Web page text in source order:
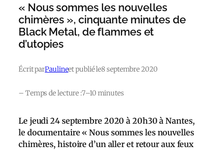
« Nous sommes les nouvelles
chimères », cinquante minutes de
Black Metal, de flammes et
d’utopies
Écrit parPaulineet publié le8 septembre 2020
– Temps de lecture :7–10 minutes
Le jeudi 24 septembre 2020 à 20h30 à Nantes,
le documentaire « Nous sommes les nouvelles
chimères, histoire d’un aller et retour aux feux